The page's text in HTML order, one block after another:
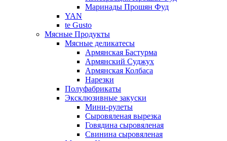
Маринады Прошян Фуд
YAN
te Gusto
Мясные Продукты
Мясные деликатесы
Армянская Бастурма
Армянский Суджух
Армянская Колбаса
Нарезки
Полуфабрикаты
Эксклюзивные закуски
Мини-рулеты
Сыровяленая вырезка
Говядина сыровяленая
Свинина сыровяленая